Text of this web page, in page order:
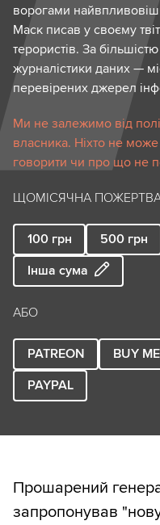
ворогами
Маск писав у своєму
терористів. За
журналістики даних —
перевірених джерел
Ми не залежимо від
власника. Ніхто не
говорити чи про що не
ЩОМІСЯЧНА ПОЖЕРТВА
100 грн 500 грн
Інша сума
АБО
PATREON BUY
PAYPAL
Прошарений
запропонував